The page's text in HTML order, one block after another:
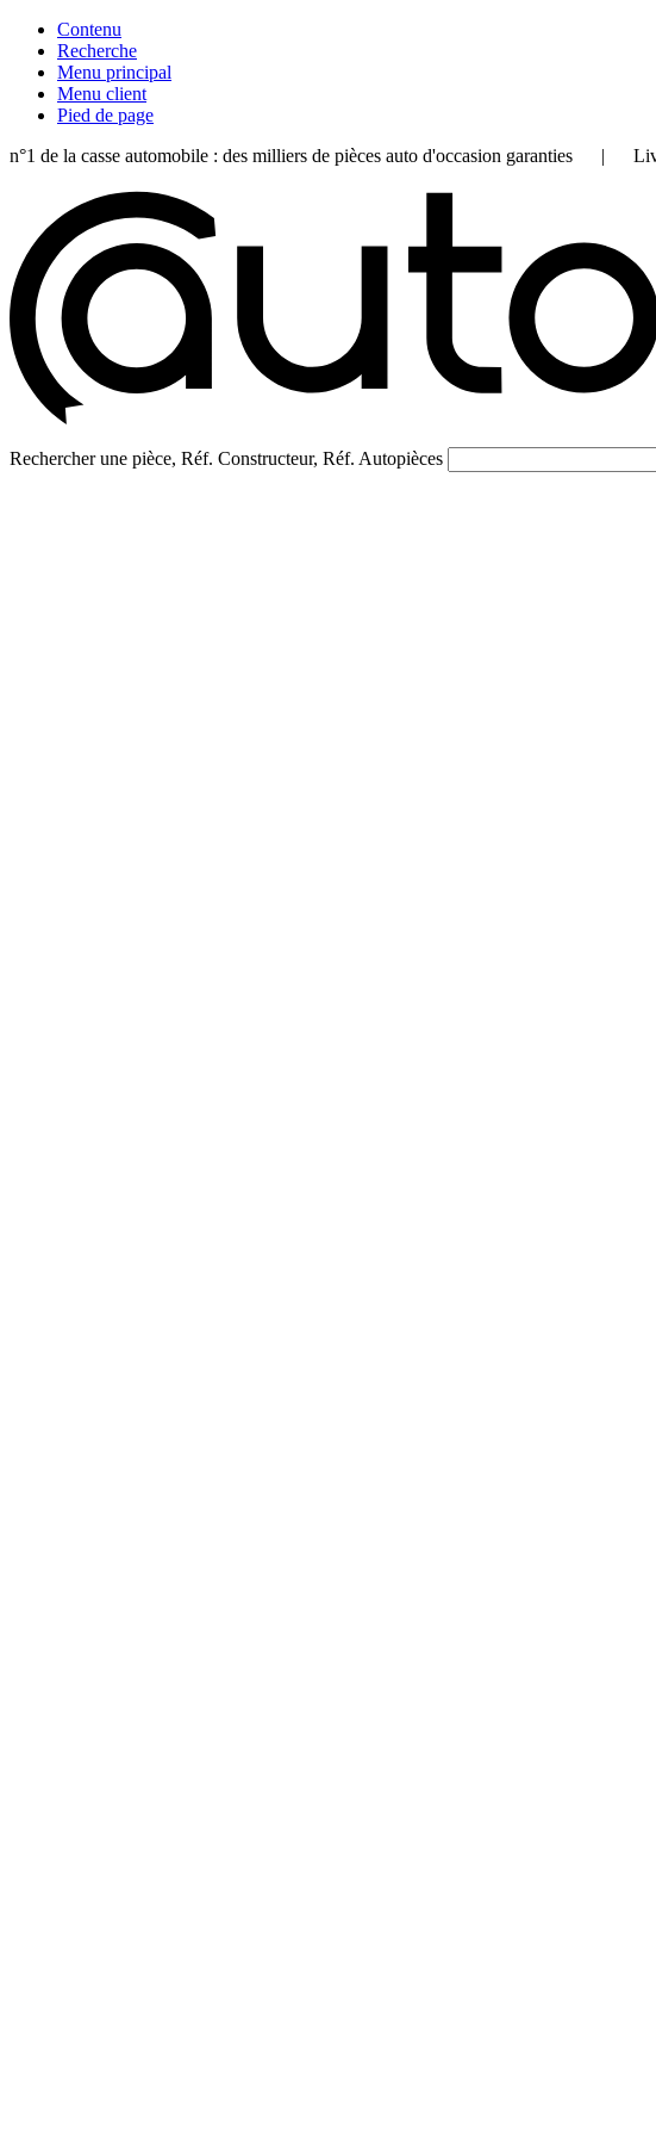
Contenu
Recherche
Menu principal
Menu client
Pied de page
n°1 de la casse automobile : des milliers de pièces auto d'occasion garanties
Rechercher une pièce, Réf. Constructeur, Réf. Autopièces